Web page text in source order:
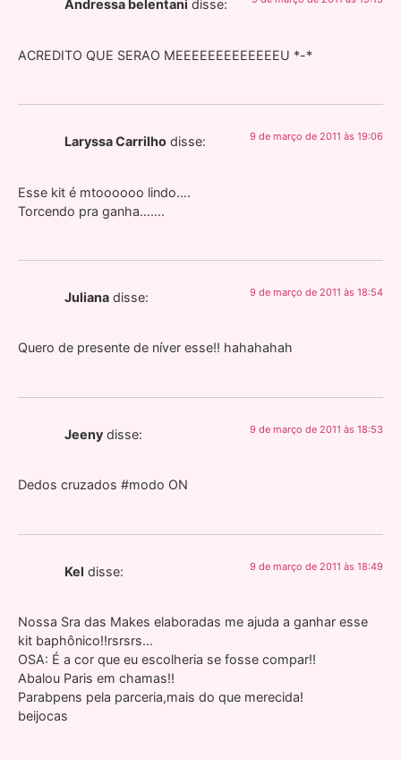
Andressa belentani disse:
ACREDITO QUE SERAO MEEEEEEEEEEEEEU *-*
Laryssa Carrilho disse: 9 de março de 2011 às 19:06
Esse kit é mtoooooo lindo….
Torcendo pra ganha…….
Juliana disse: 9 de março de 2011 às 18:54
Quero de presente de níver esse!! hahahahah
Jeeny disse: 9 de março de 2011 às 18:53
Dedos cruzados #modo ON
Kel disse: 9 de março de 2011 às 18:49
Nossa Sra das Makes elaboradas me ajuda a ganhar esse
kit baphônico!!rsrsrs…
OSA: É a cor que eu escolheria se fosse compar!!
Abalou Paris em chamas!!
Parabpens pela parceria,mais do que merecida!
beijocas